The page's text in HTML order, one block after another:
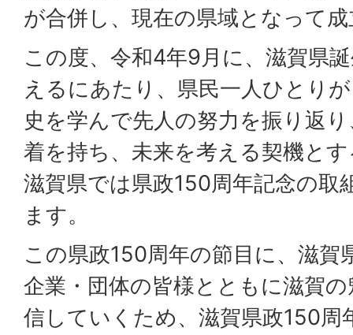
が合併し、現在の県域となって
この度、令和4年9月に、滋賀県
えるにあたり、県民一人ひとり
史を学んで先人の努力を振り返
着を持ち、未来を考える契機と
滋賀県では県政150周年記念の取
ます。
この県政150周年の節目に、滋賀
企業・団体の皆様とともに滋賀
信していくため、滋賀県政150周